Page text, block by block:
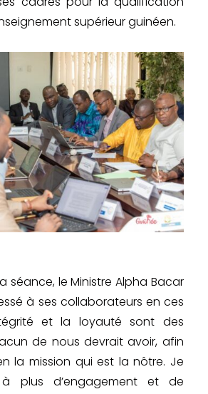
supérieur guinéen.
séance, le Ministre Alpha Bacar
à ses collaborateurs en ces
et la loyauté sont des
de nous devrait avoir, afin
la mission qui est la nôtre. Je
plus d’engagement et de